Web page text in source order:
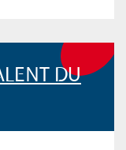
DU